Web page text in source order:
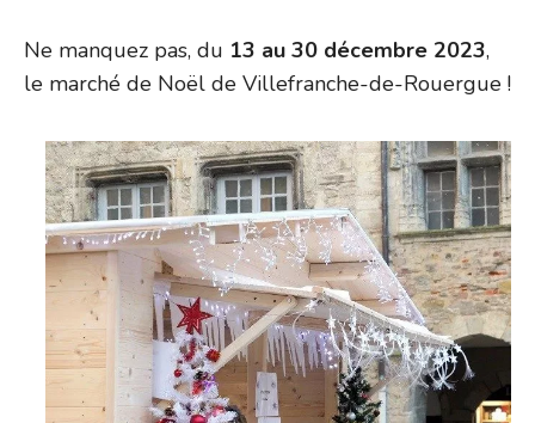
Ne manquez pas, du 13 au 30 décembre 2023,
le marché de Noël de Villefranche-de-Rouergue !